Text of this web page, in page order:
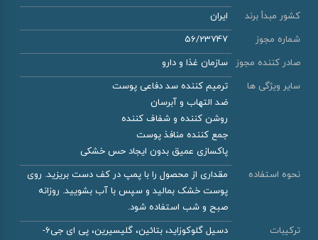
کشور مبدأ برند
ایران
شماره مجوز
56/23747
صادر کننده مجوز
سازمان غذا و دارو
سایر ویژگی ها
ترمیم کننده سد دفاعی پوست
ضد التهاب و آبرسان
روشن کننده و شفاف کننده
جمع کننده منافذ پوست
پاکسازی عمیق بدون ایجاد حس خشکی
نحوه استفاده
مقداری از محصول را با پمپ در کف دست بریزید. روی
پوست خشک بمالید و سپس با آب بشویید. روزانه
صبح و شب استفاده شود.
ترکیبات
دسیل گلوکوزاید، بتائین، گلیسیرین، پی ای جی6-